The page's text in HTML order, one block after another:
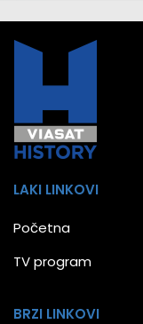
LAKI LINKOVI
Početna
TV program
BRZI LINKOVI